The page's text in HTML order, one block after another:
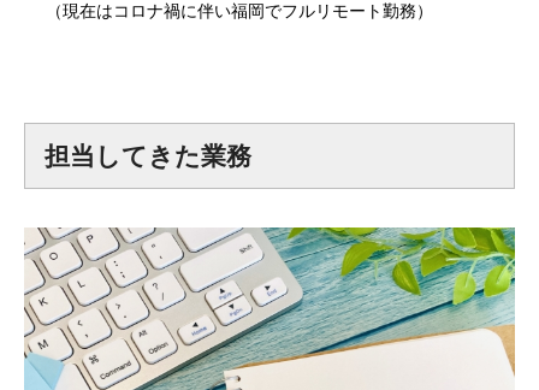
（現在はコロナ禍に伴い福岡でフルリモート勤務）
担当してきた業務